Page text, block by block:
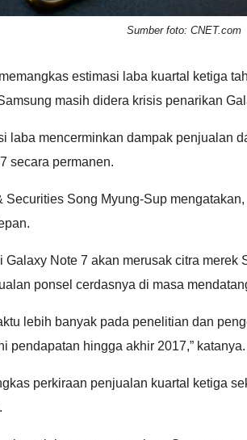
Sumber foto: CNET.com
estimasi laba kuartal ketiga
masih didera krisis penarikan
laba mencerminkan dampak penjualan
secara permanen.
Securities Song Myung-Sup
Galaxy Note 7 akan merusak citra merek
ponsel cerdasnya di masa
lebih banyak pada penelitian dan
pendapatan hingga akhir 2017,” katanya.
perkiraan penjualan kuartal ketiga